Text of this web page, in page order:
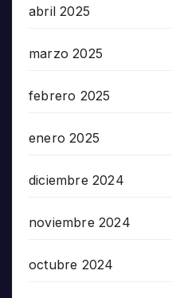
abril 2025
marzo 2025
febrero 2025
enero 2025
diciembre 2024
noviembre 2024
octubre 2024